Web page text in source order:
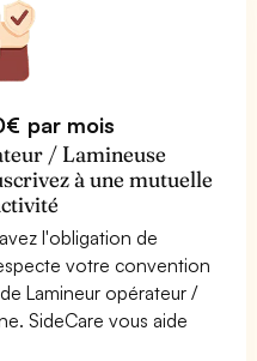
par mois
/ Lamineuse
à une mutuelle
l'obligation de
votre convention
Lamineur opérateur /
SideCare vous aide